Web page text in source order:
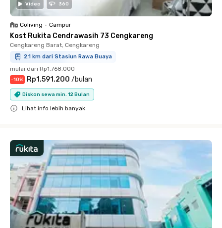
Video 360
Coliving • Campur
Kost Rukita Cendrawasih 73 Cengkareng
Cengkareng Barat, Cengkareng
2.1 km dari Stasiun Rawa Buaya
mulai dari Rp1.768.000
-10% Rp1.591.200 /bulan
Diskon sewa min. 12 Bulan
Lihat info lebih banyak